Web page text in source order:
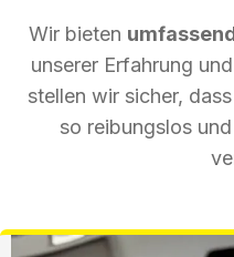
Wir bieten
unserer Erfahrung
stellen wir sicher,
so reibungslos